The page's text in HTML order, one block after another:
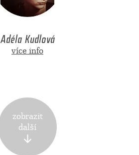
Adéla Kudlová
více info
zobrazit
další